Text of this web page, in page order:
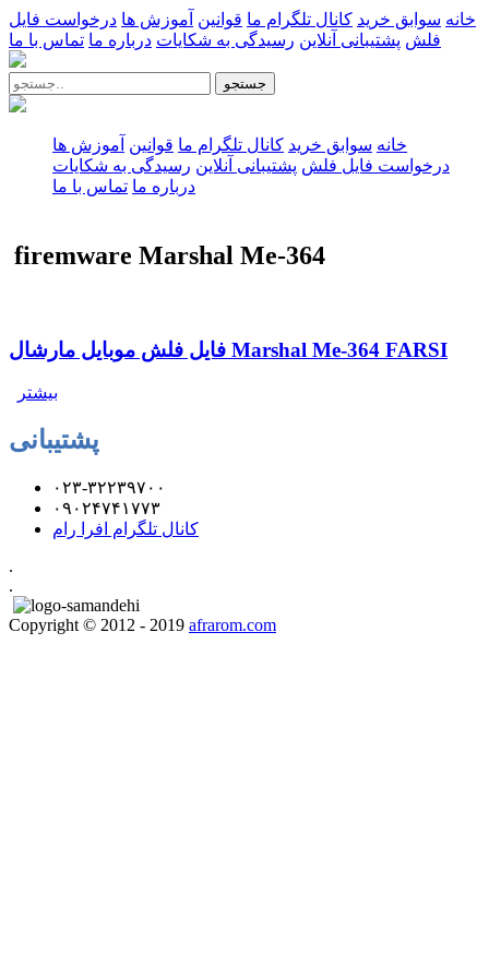
خانه سوابق خرید کانال تلگرام ما قوانین آموزش ها درخواست فایل
فلش پشتیبانی آنلاین رسیدگی به شکایات درباره ما تماس با ما
جستجو
خانه سوابق خرید کانال تلگرام ما قوانین آموزش ها
درخواست فایل فلش پشتیبانی آنلاین رسیدگی به شکایات
درباره ما تماس با ما
firemware Marshal Me-364
فایل فلش موبایل مارشال Marshal Me-364 FARSI
بیشتر
پشتیبانی
۰۲۳-۳۲۲۳۹۷۰۰
۰۹۰۲۴۷۴۱۷۷۳
کانال تلگرام افرا رام
.
.
Copyright © 2012 - 2019 afrarom.com